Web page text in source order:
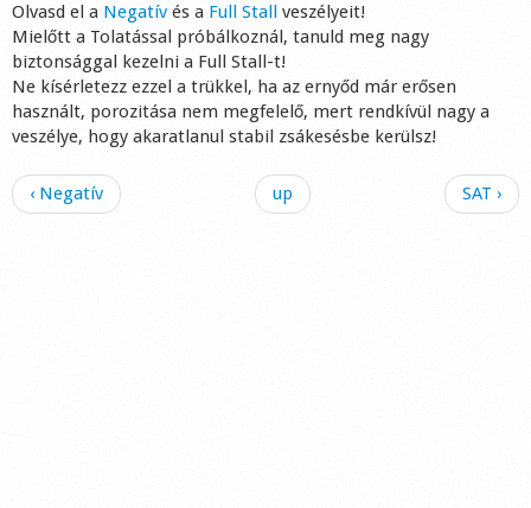
Olvasd el a Negatív és a Full Stall veszélyeit!
Mielőtt a Tolatással próbálkoznál, tanuld meg nagy
biztonsággal kezelni a Full Stall-t!
Ne kísérletezz ezzel a trükkel, ha az ernyőd már erősen
használt, porozitása nem megfelelő, mert rendkívül nagy a
veszélye, hogy akaratlanul stabil zsákesésbe kerülsz!
‹ Negatív up SAT ›